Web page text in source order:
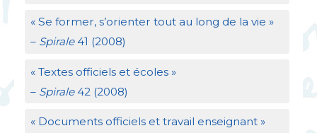
« Se former, s’orienter tout au long de la vie »
– Spirale41 (2008)
« Textes officiels et écoles »
– Spirale42 (2008)
« Documents officiels et travail enseignant »